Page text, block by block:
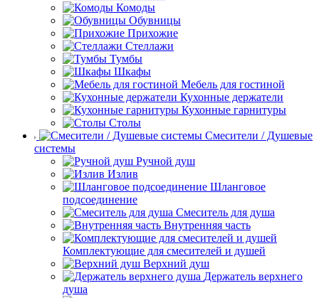
Комоды
Обувницы
Прихожие
Стеллажи
Тумбы
Шкафы
Мебель для гостиной
Кухонные держатели
Кухонные гарнитуры
Столы
Смесители / Душевые
системы
Ручной душ
Излив
Шланговое
подсоединение
Смеситель для душа
Внутренняя часть
Комплектующие для смесителей и душей
Верхний душ
Держатель верхнего
душа